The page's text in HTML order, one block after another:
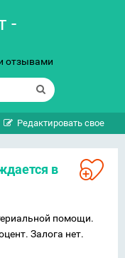
-
отзывами
Редактировать свое
помощи.
Залога нет.